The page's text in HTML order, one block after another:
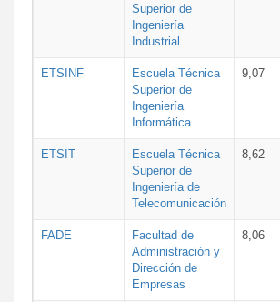
Superior de
Ingeniería
Industrial
ETSINF
Escuela Técnica
Superior de
Ingeniería
Informática
9,07
ETSIT
Escuela Técnica
Superior de
Ingeniería de
Telecomunicación
8,62
FADE
Facultad de
Administración y
Dirección de
Empresas
8,06